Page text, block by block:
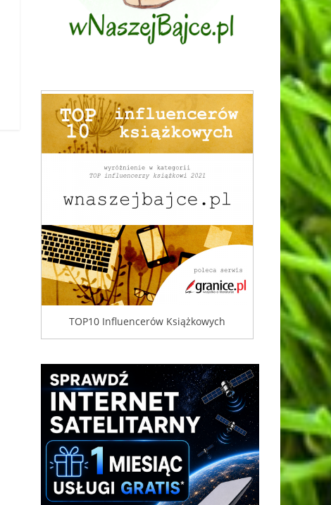
TOP10 Influencerów Książkowych